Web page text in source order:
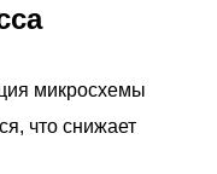
микросхемы
что снижает